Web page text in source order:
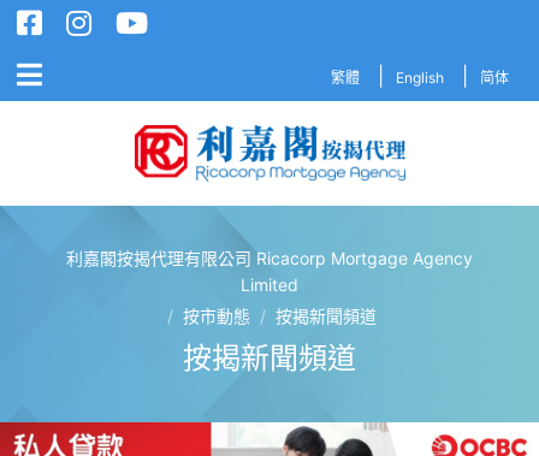
繁體 English 简体
利嘉閣按揭代理有限公司 Ricacorp Mortgage Agency
Limited
/ 按市動態 / 按揭新聞頻道
按揭新聞頻道